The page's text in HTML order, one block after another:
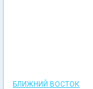
БЛИЖНИЙ ВОСТОК